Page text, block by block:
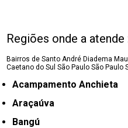
Regiões onde a atende
Bairros de Santo André Diadema
Caetano do SulSão Paulo São Paulo
Acampamento Anchieta
Araçaúva
Bangú